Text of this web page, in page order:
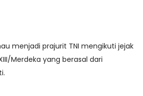
menjadi prajurit TNI mengikuti jejak
Merdeka yang berasal dari